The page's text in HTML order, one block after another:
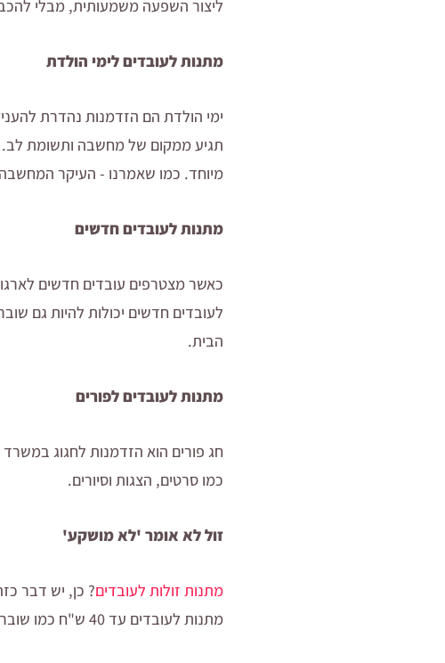
ליצור השפעה משמעותית, מבלי
מתנות לעובדים לימי הולדת
ימי הולדת הם הזדמנות נהדרת
תגיע ממקום של מחשבה ותשומת לב.
מיוחד. כמו שאמרנו - העיקר
מתנות לעובדים חדשים
כאשר מצטרפים עובדים חדשים
לעובדים חדשים יכולות להיות גם
הבית.
מתנות לעובדים לפורים
חג פורים הוא הזדמנות לחגוג במשרד
כמו סרטים, הצגות וסיורים.
זול לא אומר 'לא מושקע'
מתנות זולות לעובדים? כן, יש דבר
מתנות לעובדים עד 40 ש"ח כמו שוברים לבתי קפה או משלוחי פיצה הם דרך מצוינת ולהביע הכרת תודה בצורה יעילה.